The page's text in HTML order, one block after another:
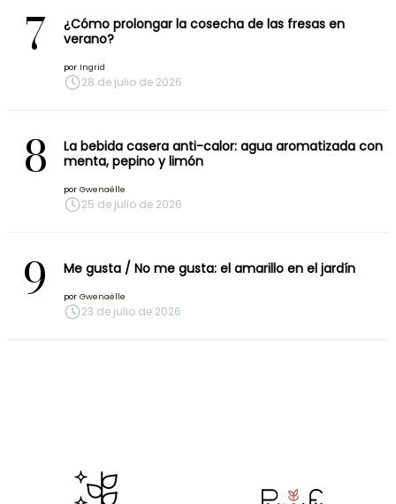
7
¿Cómo prolongar la cosecha de las fresas en
verano?
por Ingrid
28 de julio de 2026
8
La bebida casera anti-calor: agua aromatizada con
menta, pepino y limón
por Gwenaëlle
25 de julio de 2026
9 Me gusta / No me gusta: el amarillo en el jardín
por Gwenaëlle
23 de julio de 2026